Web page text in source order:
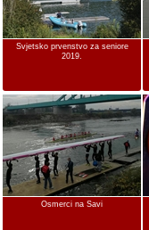
Svjetsko prvenstvo za seniore
2019.
Osmerci na Savi